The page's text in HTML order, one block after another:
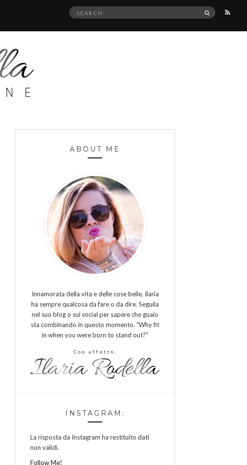
Search
SEARCH
ABOUT ME
Innamorata della vita e delle cose belle, Ilaria
ha sempre qualcosa da fare o da dire. Seguila
nel suo blog o sui social per sapere che guaio
sta combinando in questo momento. "Why fit
in when you were born to stand out?"
Con affetto,
INSTAGRAM:
La risposta da Instagram ha restituito dati
non validi.
Follow Me!